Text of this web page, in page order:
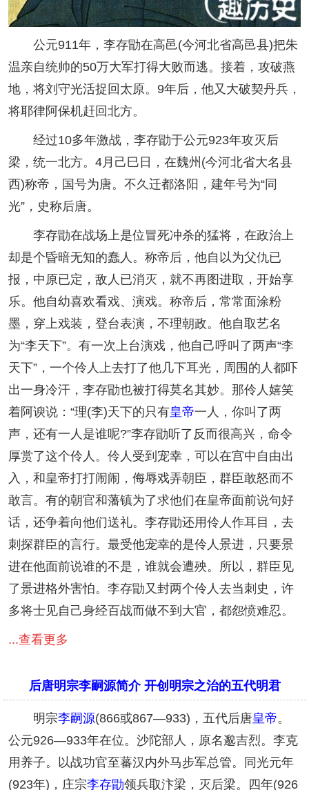
公元911年，李存勖在高邑(今河北省高邑县)把朱
温亲自统帅的50万大军打得大败而逃。接着，攻破燕
地，将刘守光活捉回太原。9年后，他又大破契丹兵，
将耶律阿保机赶回北方。
经过10多年激战，李存勖于公元923年攻灭后
梁，统一北方。4月己巳日，在魏州(今河北省大名县
西)称帝，国号为唐。不久迁都洛阳，建年号为“同
光”，史称后唐。
李存勖在战场上是位冒死冲杀的猛将，在政治上
却是个昏暗无知的蠢人。称帝后，他自以为父仇已
报，中原已定，敌人已消灭，就不再图进取，开始享
乐。他自幼喜欢看戏、演戏。称帝后，常常面涂粉
墨，穿上戏装，登台表演，不理朝政。他自取艺名
为“李天下”。有一次上台演戏，他自己呼叫了两声“李
天下”，一个伶人上去打了他几下耳光，周围的人都吓
出一身冷汗，李存勖也被打得莫名其妙。那伶人嬉笑
着阿谀说：“理(李)天下的只有皇帝一人，你叫了两
声，还有一人是谁呢?”李存勖听了反而很高兴，命令
厚赏了这个伶人。伶人受到宠幸，可以在宫中自由出
入，和皇帝打打闹闹，侮辱戏弄朝臣，群臣敢怒而不
敢言。有的朝官和藩镇为了求他们在皇帝面前说句好
话，还争着向他们送礼。李存勖还用伶人作耳目，去
刺探群臣的言行。最受他宠幸的是伶人景进，只要景
进在他面前说谁的不是，谁就会遭殃。所以，群臣见
了景进格外害怕。李存勖又封两个伶人去当刺史，许
多将士见自己身经百战而做不到大官，都怨愤难忍。
...查看更多
后唐明宗李嗣源简介 开创明宗之治的五代明君
明宗李嗣源(866或867—933)，五代后唐皇帝。
公元926—933年在位。沙陀部人，原名邈吉烈。李克
用养子。以战功官至蕃汉内外马步军总管。同光元年
(923年)，庄宗李存勖领兵取汴梁，灭后梁。四年(926